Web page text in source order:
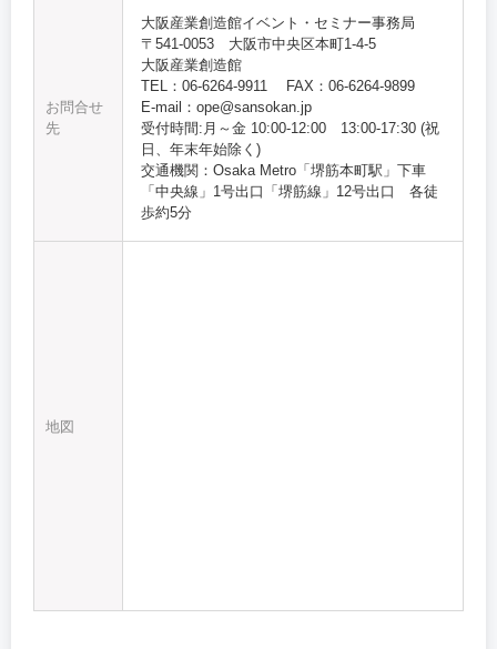
お問合せ
先
大阪産業創造館イベント・セミナー事務局
〒541-0053 大阪市中央区本町1-4-5
大阪産業創造館
TEL：06-6264-9911 FAX：06-6264-9899
E-mail：ope@sansokan.jp
受付時間:月～金 10:00‐12:00 13:00-17:30 (祝
日、年末年始除く)
交通機関：Osaka Metro「堺筋本町駅」下車
「中央線」1号出口「堺筋線」12号出口 各徒
歩約5分
地図